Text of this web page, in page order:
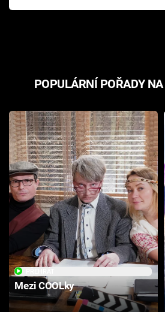
Pottera přišla s ráznou
POPULÁRNÍ POŘADY
Mezi COOLky